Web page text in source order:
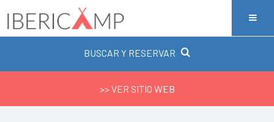
BUSCAR Y RESERVAR
>> VER SITIO WEB